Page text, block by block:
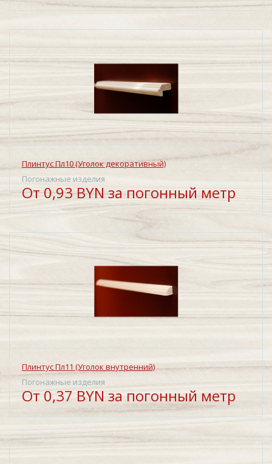
Плинтус Пл10 (Уголок декоративный)
Погонажные изделия
От 0,93 BYN за погонный метр
Плинтус Пл11 (Уголок внутренний)
Погонажные изделия
От 0,37 BYN за погонный метр